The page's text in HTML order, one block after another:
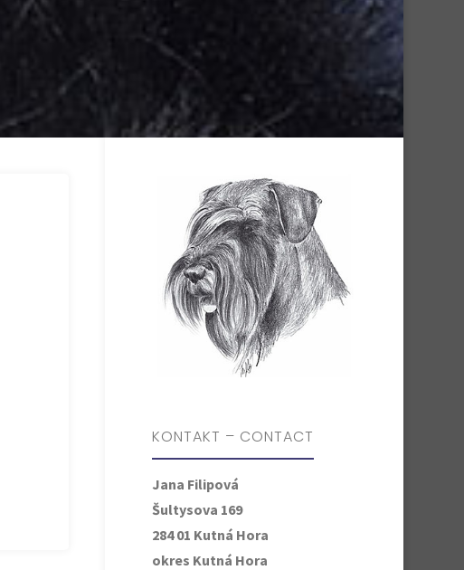
KONTAKT – CONTACT
Jana Filipová
Šultysova 169
284 01 Kutná Hora
okres Kutná Hora